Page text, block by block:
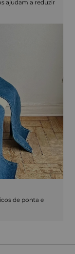
ajudam a reduzir
de ponta e